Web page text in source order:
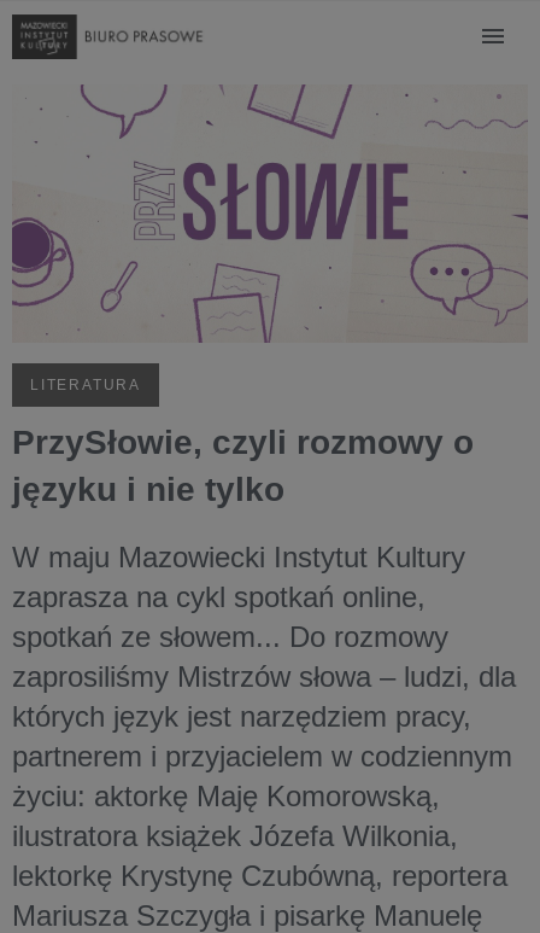
LITERATURA
PrzySłowie, czyli rozmowy o
języku i nie tylko
W maju Mazowiecki Instytut Kultury
zaprasza na cykl spotkań online,
spotkań ze słowem... Do rozmowy
zaprosiliśmy Mistrzów słowa – ludzi, dla
których język jest narzędziem pracy,
partnerem i przyjacielem w codziennym
życiu: aktorkę Maję Komorowską,
ilustratora książek Józefa Wilkonia,
lektorkę Krystynę Czubówną, reportera
Mariusza Szczygła i pisarkę Manuelę